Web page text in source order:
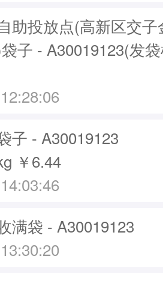
助投放点(高新区交
子 - A30019123(发
子 - A30019123
￥6.44
满袋 - A30019123